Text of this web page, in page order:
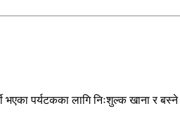
पर्यटकका लागि निःशुल्क खाना र बस्ने